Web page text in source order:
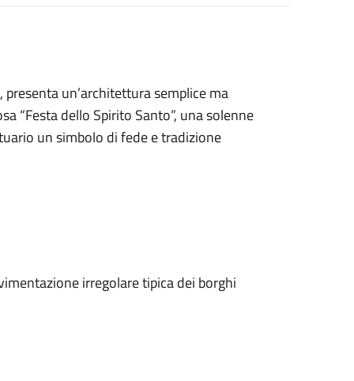
un’architettura semplice ma
“Festa dello Spirito Santo”, una solenne
un simbolo di fede e tradizione
irregolare tipica dei borghi